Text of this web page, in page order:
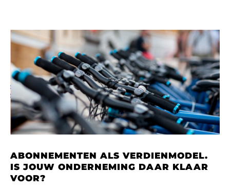
ABONNEMENTEN ALS VERDIENMODEL.
IS JOUW ONDERNEMING DAAR KLAAR
VOOR?